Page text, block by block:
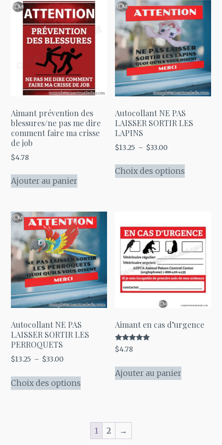
$33.00
variations.
Les
options
peuvent
choisies
sur
la
page
du
Les
options
peuvent
être
choisies
sur
la
du
produit
Aimant prévention des
blessures/ne pas me dire
comment faire ma crisse
de job
$4.78
Ajouter au panier
Autocollant NE PAS
LAISSER SORTIR LES
LAPINS
$13.25 – $33.00Plage
prix :
Choix des options
Ce
produit
Les
options
peuvent
être
choisies
la
page
Autocollant NE PAS
LAISSER SORTIR LES
PERROQUETS
$13.25 – $33.00Plage
prix :
Choix des options
Ce
produit
variations.
Les
Aimant en cas d’urgence
Note
5.00
$4.78
Ajouter au panier
1 2 →